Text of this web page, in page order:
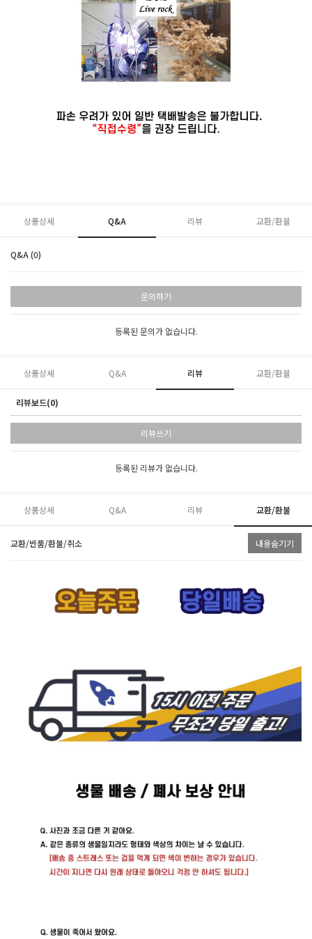
상품상세 Q&A 리뷰 교환/환불
Q&A (0)
문의하기
등록된 문의가 없습니다.
상품상세 Q&A 리뷰 교환/환불
리뷰보드(0)
리뷰쓰기
등록된 리뷰가 없습니다.
상품상세 Q&A 리뷰 교환/환불
교환/반품/환불/취소 내용숨기기